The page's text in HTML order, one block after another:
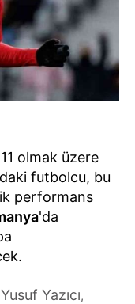
olmak üzere
futbolcu, bu
performans
'da
Yusuf Yazıcı,